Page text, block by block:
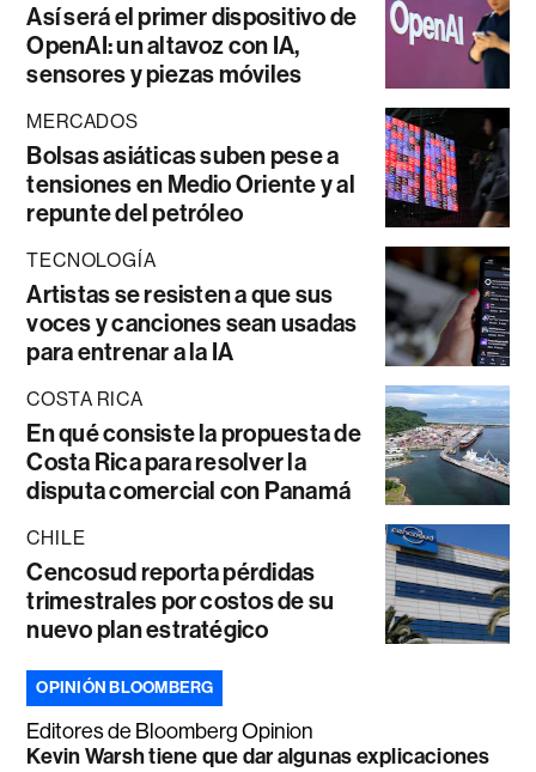
Así será el primer dispositivo de
OpenAI: un altavoz con IA,
sensores y piezas móviles
MERCADOS
Bolsas asiáticas suben pese a
tensiones en Medio Oriente y al
repunte del petróleo
TECNOLOGÍA
Artistas se resisten a que sus
voces y canciones sean usadas
para entrenar a la IA
COSTA RICA
En qué consiste la propuesta de
Costa Rica para resolver la
disputa comercial con Panamá
CHILE
Cencosud reporta pérdidas
trimestrales por costos de su
nuevo plan estratégico
OPINIÓN BLOOMBERG
Editores de Bloomberg Opinion
Kevin Warsh tiene que dar algunas explicaciones